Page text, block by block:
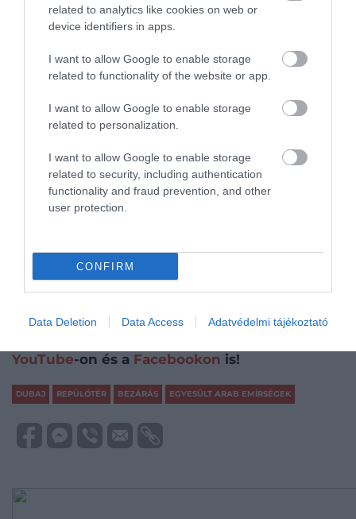
related to analytics like cookies on web or
device identifiers in apps.
I want to allow Google to enable storage
related to functionality of the website or app.
I want to allow Google to enable storage
related to personalization.
I want to allow Google to enable storage
related to security, including authentication
functionality and fraud prevention, and other
user protection.
CONFIRM
Data Deletion Data Access Adatvédelmi tájékoztató
Átszállás nélkül Amerikába: visszatért a régóta várt
Tovább emelheti a „fejpénzt” a Ryanair a túl nagy
kézipoggyászok után
12 görög útvonalat töröl, két repülőtéren pedig
szünetelteti járatait a Ryanair
Kétmillió ülőhely tűnt el a menetrendekből, 15 nagy
légitársaság is érintett
Kövessétek a közösségi csatornáinkat is, így
tartalmainkról: Drive Magazine néven ott
YouTube-on és a Facebookon is!
DUBAJ REPÜLŐTÉR BEZÁRÁS EGYESÜLT ARAB EMÍRSÉGEK